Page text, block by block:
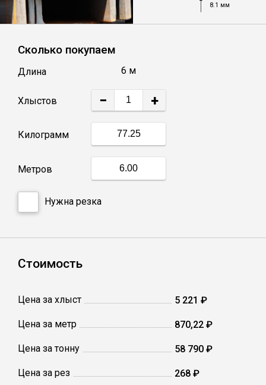
Труба профильная
Швеллер
Катанка
8.1 мм
Сколько покупаем
Длина 6 м
Хлыстов − +
Килограмм
Метров
Нужна резка
Стоимость
Цена за хлыст 5 221 ₽
Цена за метр 870,22 ₽
Цена за тонну 58 790 ₽
Цена за рез 268 ₽